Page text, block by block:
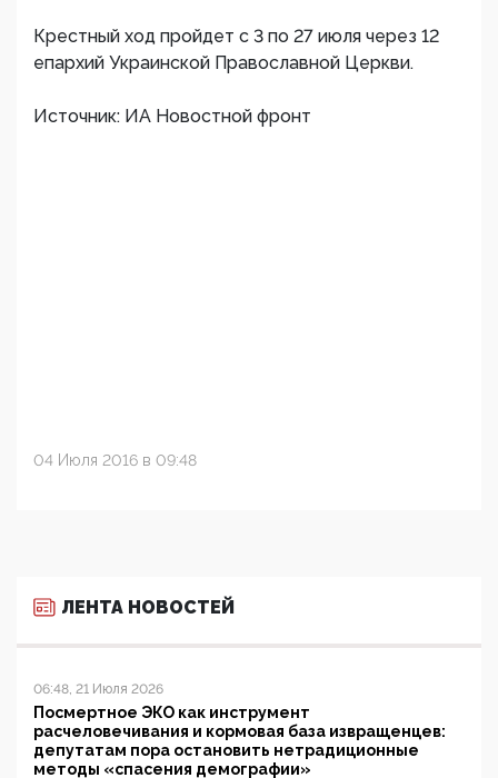
Крестный ход пройдет с 3 по 27 июля через 12
епархий Украинской Православной Церкви.
Источник: ИА Новостной фронт
04 Июля 2016 в 09:48
ЛЕНТА НОВОСТЕЙ
06:48, 21 Июля 2026
Посмертное ЭКО как инструмент
расчеловечивания и кормовая база извращенцев:
депутатам пора остановить нетрадиционные
методы «спасения демографии»